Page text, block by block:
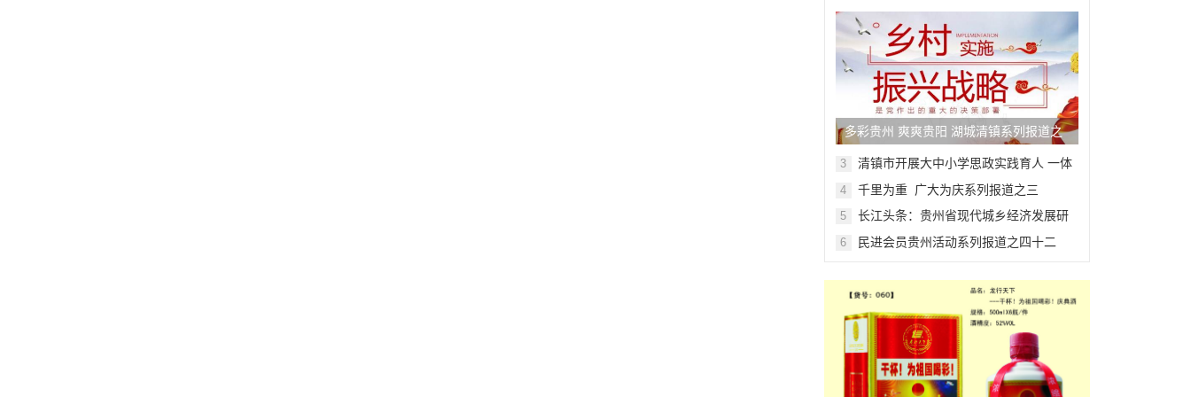
多彩贵州 爽爽贵阳 湖城清镇系列报道之
四十七
3
清镇市开展大中小学思政实践育人 一体
4 千里为重 广大为庆系列报道之三
5
长江头条：贵州省现代城乡经济发展研
6 民进会员贵州活动系列报道之四十二